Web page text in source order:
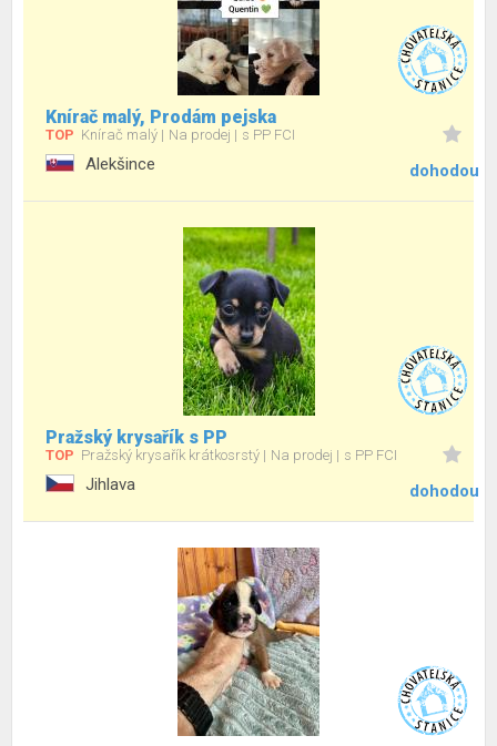
Knírač malý, Prodám pejska
TOP Knírač malý Na prodej s PP FCI
Alekšince dohodou
Pražský krysařík s PP
TOP Pražský krysařík krátkosrstý Na prodej s PP FCI
Jihlava dohodou